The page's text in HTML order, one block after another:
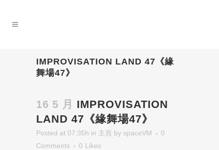
IMPROVISATION LAND 47《緣
舞場47》
16 5 月 IMPROVISATION
LAND 47《緣舞場47》
Posted at 07:35h in 主頁 by spaceVM
0
Comments
0 Likes